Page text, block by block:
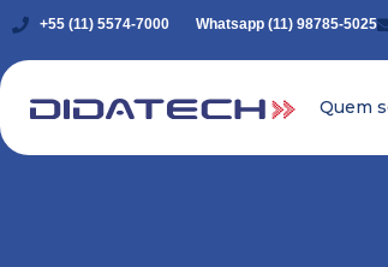
+55 (11) 5574-7000 Whatsapp (11) 98785-5025
Quem